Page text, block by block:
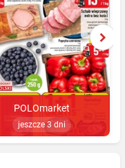
POLOmarket
jeszcze 3 dni